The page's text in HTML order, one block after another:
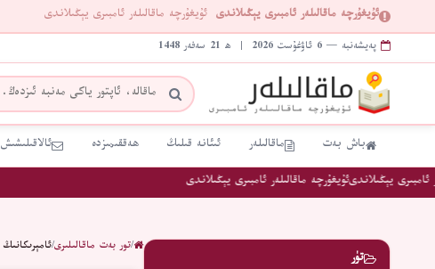
ئۇيغۇرچە ماقالىلەر ئامبىرى يېڭىلاندى ئۇيغۇرچە ماقالىلەر ئامبىرى يېڭىلاندى
پەيشەنبە — 6 ئاۋغۇست 2026 | ھ 21 سەفەر 1448
باش بەت ماقالىلەر ئىئانە قىلىڭ ھەققىمىزدە ئالاقىلىشىش
يېڭىلاندىئۇيغۇرچە ماقالىلەر ئامبىرى يېڭىلاندى
/تور بەت ماقالىلىرى/ئامېرىكانىڭ 2025-يىللىق دۆلەت خەۋپسىزلىك ئىستراتېگىيەسى ۋە …
تۈر